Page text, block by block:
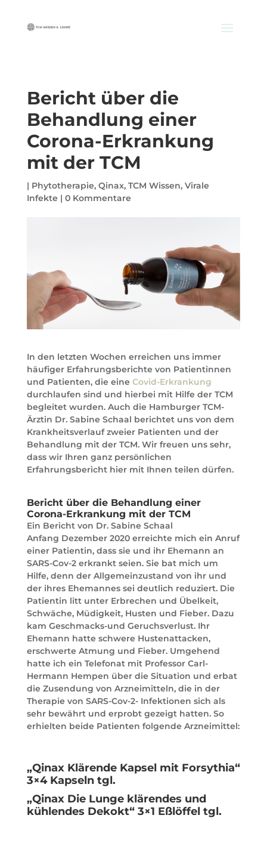
Bericht über die
Behandlung einer
Corona-Erkrankung
mit der TCM
| Phytotherapie, Qinax, TCM Wissen, Virale
Infekte | 0 Kommentare
In den letzten Wochen erreichen uns immer
häufiger Erfahrungsberichte von Patientinnen
und Patienten, die eine Covid-Erkrankung
durchlaufen sind und hierbei mit Hilfe der TCM
begleitet wurden. Auch die Hamburger TCM-
Ärztin Dr. Sabine Schaal berichtet uns von dem
Krankheitsverlauf zweier Patienten und der
Behandlung mit der TCM. Wir freuen uns sehr,
dass wir Ihren ganz persönlichen
Erfahrungsbericht hier mit Ihnen teilen dürfen.
Bericht über die Behandlung einer
Corona-Erkrankung mit der TCM
Ein Bericht von Dr. Sabine Schaal
Anfang Dezember 2020 erreichte mich ein Anruf
einer Patientin, dass sie und ihr Ehemann an
SARS-Cov-2 erkrankt seien. Sie bat mich um
Hilfe, denn der Allgemeinzustand von ihr und
der ihres Ehemannes sei deutlich reduziert. Die
Patientin litt unter Erbrechen und Übelkeit,
Schwäche, Müdigkeit, Husten und Fieber. Dazu
kam Geschmacks-und Geruchsverlust. Ihr
Ehemann hatte schwere Hustenattacken,
erschwerte Atmung und Fieber. Umgehend
hatte ich ein Telefonat mit Professor Carl-
Hermann Hempen über die Situation und erbat
die Zusendung von Arzneimitteln, die in der
Therapie von SARS-Cov-2- Infektionen sich als
sehr bewährt und erprobt gezeigt hatten. So
erhielten beide Patienten folgende Arzneimittel:
„Qinax Klärende Kapsel mit Forsythia“
3×4 Kapseln tgl.
„Qinax Die Lunge klärendes und
kühlendes Dekokt“ 3×1 Eßlöffel tgl.